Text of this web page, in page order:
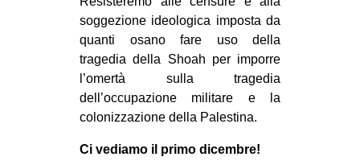
soggezione ideologica imposta da
quanti osano fare uso della
tragedia della Shoah per imporre
l’omertà sulla tragedia
dell’occupazione militare e la
colonizzazione della Palestina.
Ci vediamo il primo dicembre!